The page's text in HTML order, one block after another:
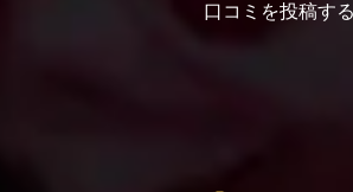
口コミを投稿す